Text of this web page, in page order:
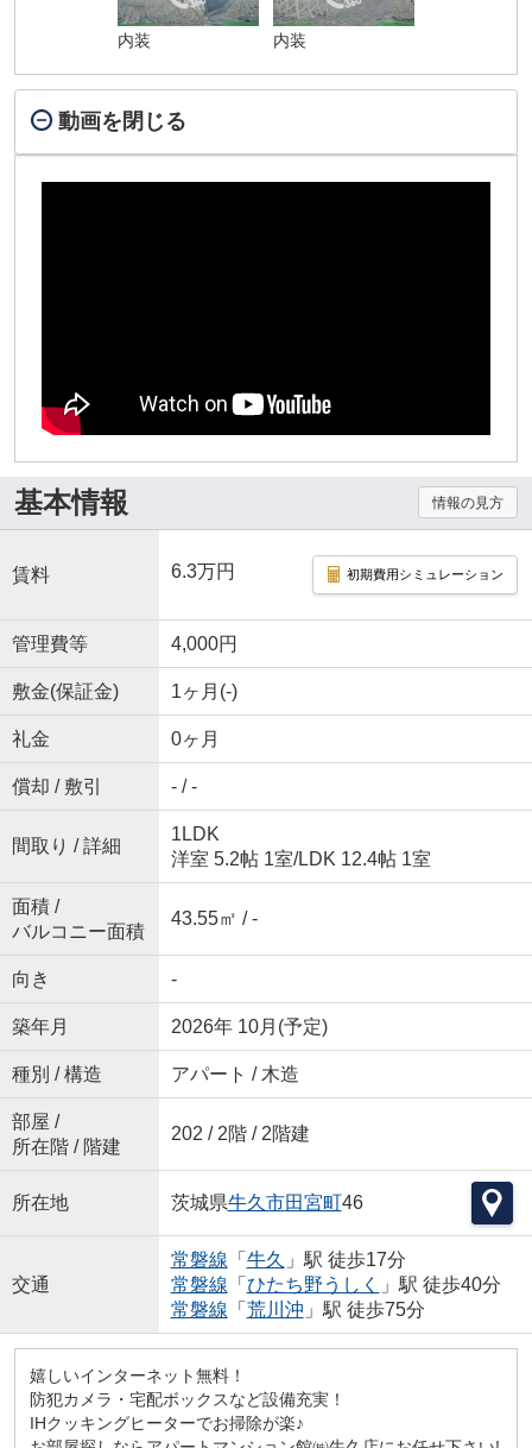
内装 内装
動画を閉じる
基本情報 情報の見方
賃料 6.3万円 初期費用シミュレーション
管理費等 4,000円
敷金(保証金) 1ヶ月(-)
礼金 0ヶ月
償却 / 敷引 - / -
間取り / 詳細
1LDK
洋室 5.2帖 1室/LDK 12.4帖 1室
面積 /
バルコニー面積
43.55㎡ / -
向き -
築年月 2026年 10月(予定)
種別 / 構造 アパート / 木造
部屋 /
所在階 / 階建
202 / 2階 / 2階建
所在地 茨城県牛久市田宮町46
交通
常磐線 「 牛久 」駅 徒歩17分
常磐線 「 ひたち野うしく
」駅 徒歩40分
常磐線 「 荒川沖 」駅 徒歩75分
嬉しいインターネット無料！
防犯カメラ・宅配ボックスなど設備充実！
IHクッキングヒーターでお掃除が楽♪